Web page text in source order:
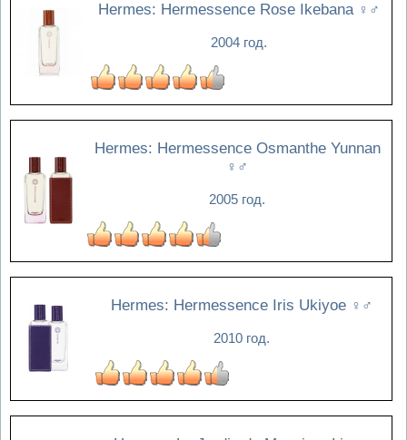
Hermes: Hermessence Rose Ikebana ♀♂
2004 год.
Hermes: Hermessence Osmanthe Yunnan
♀♂
2005 год.
Hermes: Hermessence Iris Ukiyoe ♀♂
2010 год.